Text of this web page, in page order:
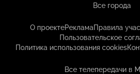
Все города
О проектеРекламаПравила
Пользовательское
Политика использования cookies
Все телепередачи в